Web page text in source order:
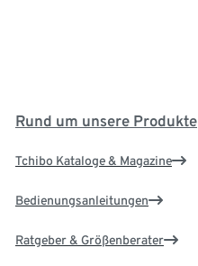
Rund um unsere Produkte
Tchibo Kataloge & Magazine
Bedienungsanleitungen
Ratgeber & Größenberater